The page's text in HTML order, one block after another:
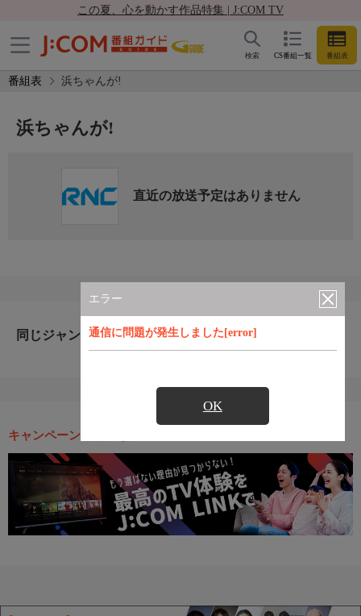
この夏、心を動かす作品特集 | J:COM TV
CS番組一覧 番組表
検索
番組表 浜ちゃんが!
エラー
通信に問題が発生しました[error]
OK
浜ちゃんが!
直近の放送予定はありません
同じジャンルのおすすめ番組
キャンペーン・お得な情報